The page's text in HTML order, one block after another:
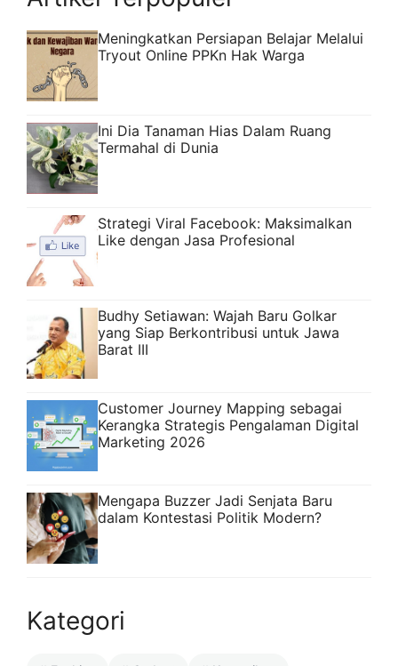
Meningkatkan Persiapan Belajar Melalui
Tryout Online PPKn Hak Warga
Ini Dia Tanaman Hias Dalam Ruang
Termahal di Dunia
Strategi Viral Facebook: Maksimalkan
Like dengan Jasa Profesional
Budhy Setiawan: Wajah Baru Golkar
yang Siap Berkontribusi untuk Jawa
Barat III
Customer Journey Mapping sebagai
Kerangka Strategis Pengalaman Digital
Marketing 2026
Mengapa Buzzer Jadi Senjata Baru
dalam Kontestasi Politik Modern?
Kategori